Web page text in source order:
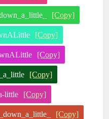
[Copy]
[Copy]
[Copy]
[Copy]
little [Copy]
[Copy]